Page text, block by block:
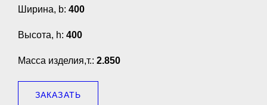
Ширина, b: 400
Высота, h: 400
Масса изделия,т.: 2.850
ЗАКАЗАТЬ